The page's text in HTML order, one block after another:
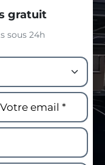
gratuit
sous 24h